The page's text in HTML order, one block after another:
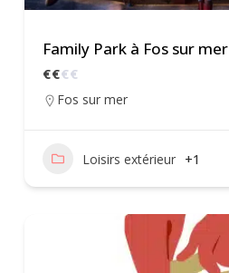
Family Park à Fos sur mer
€€€€
Fos sur mer
Loisirs extérieur +1